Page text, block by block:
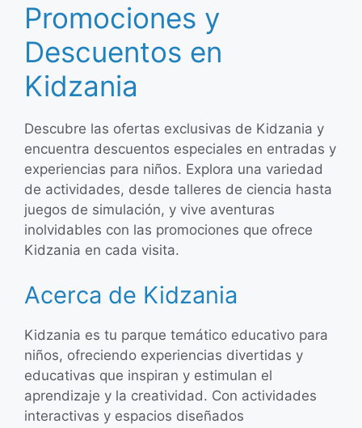
Promociones y
Descuentos en
Kidzania
Descubre las ofertas exclusivas de Kidzania y
encuentra descuentos especiales en entradas y
experiencias para niños. Explora una variedad
de actividades, desde talleres de ciencia hasta
juegos de simulación, y vive aventuras
inolvidables con las promociones que ofrece
Kidzania en cada visita.
Acerca de Kidzania
Kidzania es tu parque temático educativo para
niños, ofreciendo experiencias divertidas y
educativas que inspiran y estimulan el
aprendizaje y la creatividad. Con actividades
interactivas y espacios diseñados